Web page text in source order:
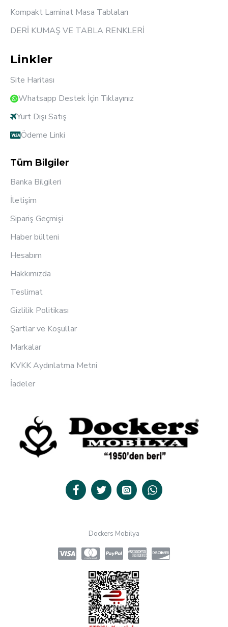
Kompakt Laminat Masa Tablaları
DERİ KUMAŞ VE TABLA RENKLERİ
Linkler
Site Haritası
Whatsapp Destek İçin Tıklayınız
Yurt Dışı Satış
Ödeme Linki
Tüm Bilgiler
Banka Bilgileri
İletişim
Sipariş Geçmişi
Haber bülteni
Hesabım
Hakkımızda
Teslimat
Gizlilik Politikası
Şartlar ve Koşullar
Markalar
KVKK Aydınlatma Metni
İadeler
Dockers Mobilya